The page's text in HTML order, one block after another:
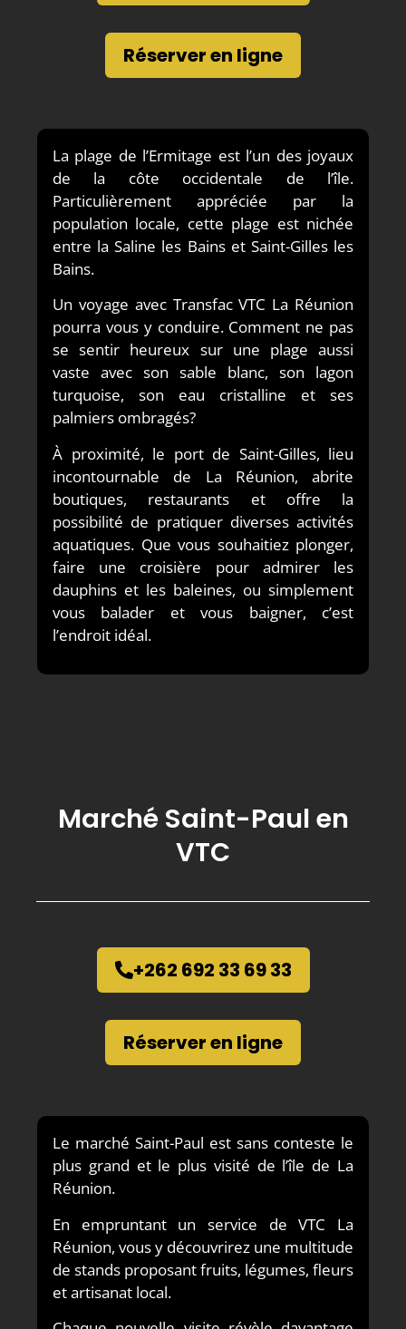
Réserver en ligne
La plage de l’Ermitage est l’un des joyaux
de la côte occidentale de l’île.
Particulièrement appréciée par la
population locale, cette plage est nichée
entre la Saline les Bains et Saint-Gilles les
Bains.
Un voyage avec Transfac VTC La Réunion
pourra vous y conduire. Comment ne pas
se sentir heureux sur une plage aussi
vaste avec son sable blanc, son lagon
turquoise, son eau cristalline et ses
palmiers ombragés?
À proximité, le port de Saint-Gilles, lieu
incontournable de La Réunion, abrite
boutiques, restaurants et offre la
possibilité de pratiquer diverses activités
aquatiques. Que vous souhaitiez plonger,
faire une croisière pour admirer les
dauphins et les baleines, ou simplement
vous balader et vous baigner, c’est
l’endroit idéal.
Marché Saint-Paul en
VTC
+262 692 33 69 33
Réserver en ligne
Le marché Saint-Paul est sans conteste le
plus grand et le plus visité de l’île de La
Réunion.
En empruntant un service de VTC La
Réunion, vous y découvrirez une multitude
de stands proposant fruits, légumes, fleurs
et artisanat local.